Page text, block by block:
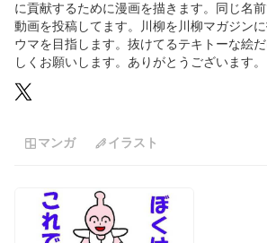
に貢献するために漫画を描きます。同じ名
動画を投稿してます。川柳を川柳マガジン
ウマを目指します。抜けてるテキトーな絵
しくお願いします。ありがとうございます。
マンガ イラスト